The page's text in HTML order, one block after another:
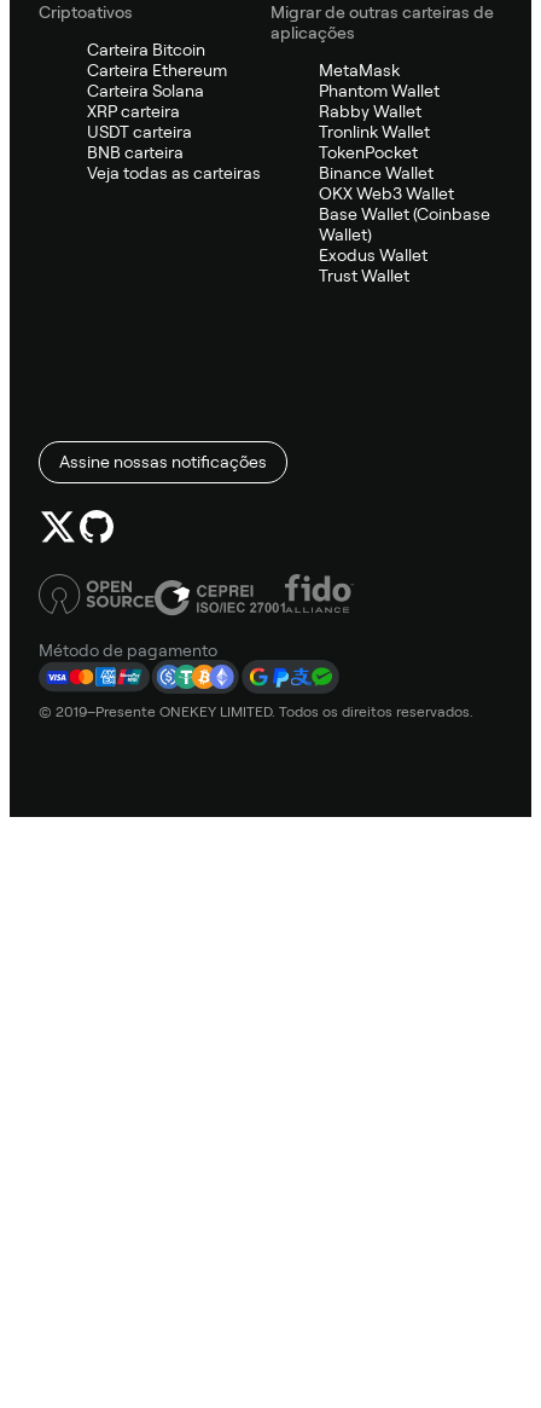
Criptoativos
Carteira Bitcoin
Carteira Ethereum
Carteira Solana
XRP carteira
USDT carteira
BNB carteira
Veja todas as carteiras
Migrar de outras carteiras de
aplicações
MetaMask
Phantom Wallet
Rabby Wallet
Tronlink Wallet
TokenPocket
Binance Wallet
OKX Web3 Wallet
Base Wallet (Coinbase
Wallet)
Exodus Wallet
Trust Wallet
Assine nossas notificações
Método de pagamento
© 2019–Presente ONEKEY LIMITED. Todos os direitos reservados.